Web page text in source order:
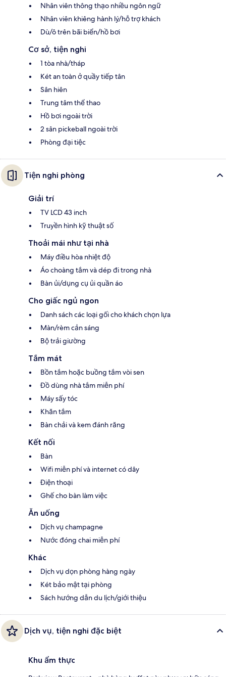
Nhân viên thông thạo nhiều ngôn ngữ
Nhân viên khiêng hành lý/hỗ trợ khách
Dù/ô trên bãi biển/hồ bơi
Cơ sở, tiện nghi
1 tòa nhà/tháp
Két an toàn ở quầy tiếp tân
Sân hiên
Trung tâm thể thao
Hồ bơi ngoài trời
2 sân pickeball ngoài trời
Phòng đại tiệc
Tiện nghi phòng
Giải trí
TV LCD 43 inch
Truyền hình kỹ thuật số
Thoải mái như tại nhà
Máy điều hòa nhiệt độ
Áo choàng tắm và dép đi trong nhà
Bàn ủi/dụng cụ ủi quần áo
Cho giấc ngủ ngon
Danh sách các loại gối cho khách chọn lựa
Màn/rèm cản sáng
Bộ trải giường
Tắm mát
Bồn tắm hoặc buồng tắm vòi sen
Đồ dùng nhà tắm miễn phí
Máy sấy tóc
Khăn tắm
Bàn chải và kem đánh răng
Kết nối
Bàn
Wifi miễn phí và internet có dây
Điện thoại
Ghế cho bàn làm việc
Ăn uống
Dịch vụ champagne
Nước đóng chai miễn phí
Khác
Dịch vụ dọn phòng hàng ngày
Két bảo mật tại phòng
Sách hướng dẫn du lịch/giới thiệu
Dịch vụ, tiện nghi đặc biệt
Khu ẩm thực